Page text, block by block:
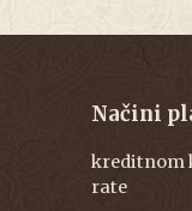
Načini
kreditnom
rate